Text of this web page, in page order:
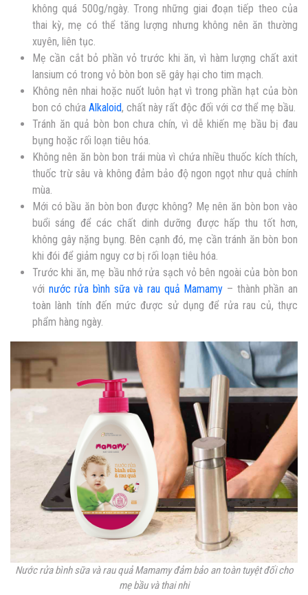
không quá 500g/ngày. Trong những giai đoạn tiếp theo của
thai kỳ, mẹ có thể tăng lượng nhưng không nên ăn thường
xuyên, liên tục.
Mẹ cần cắt bỏ phần vỏ trước khi ăn, vì hàm lượng chất axit
lansium có trong vỏ bòn bon sẽ gây hại cho tim mạch.
Không nên nhai hoặc nuốt luôn hạt vì trong phần hạt của bòn
bon có chứa Alkaloid, chất này rất độc đối với cơ thể mẹ bầu.
Tránh ăn quả bòn bon chưa chín, vì dễ khiến mẹ bầu bị đau
bụng hoặc rối loạn tiêu hóa.
Không nên ăn bòn bon trái mùa vì chứa nhiều thuốc kích thích,
thuốc trừ sâu và không đảm bảo độ ngon ngọt như quả chính
mùa.
Mới có bầu ăn bòn bon được không? Mẹ nên ăn bòn bon vào
buổi sáng để các chất dinh dưỡng được hấp thu tốt hơn,
không gây nặng bụng. Bên cạnh đó, mẹ cần tránh ăn bòn bon
khi đói để giảm nguy cơ bị rối loạn tiêu hóa.
Trước khi ăn, mẹ bầu nhớ rửa sạch vỏ bên ngoài của bòn bon
với nước rửa bình sữa và rau quả Mamamy – thành phần an
toàn lành tính đến mức được sử dụng để rửa rau củ, thực
phẩm hàng ngày.
Nước rửa bình sữa và rau quả Mamamy đảm bảo an toàn tuyệt đối cho
mẹ bầu và thai nhi